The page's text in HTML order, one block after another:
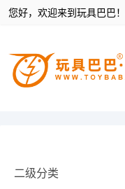
您好，欢迎来到玩具巴巴！
二级分类